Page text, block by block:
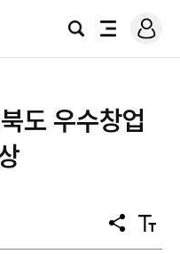
검
전
로
그
도 우수창업
공
유
텍
스